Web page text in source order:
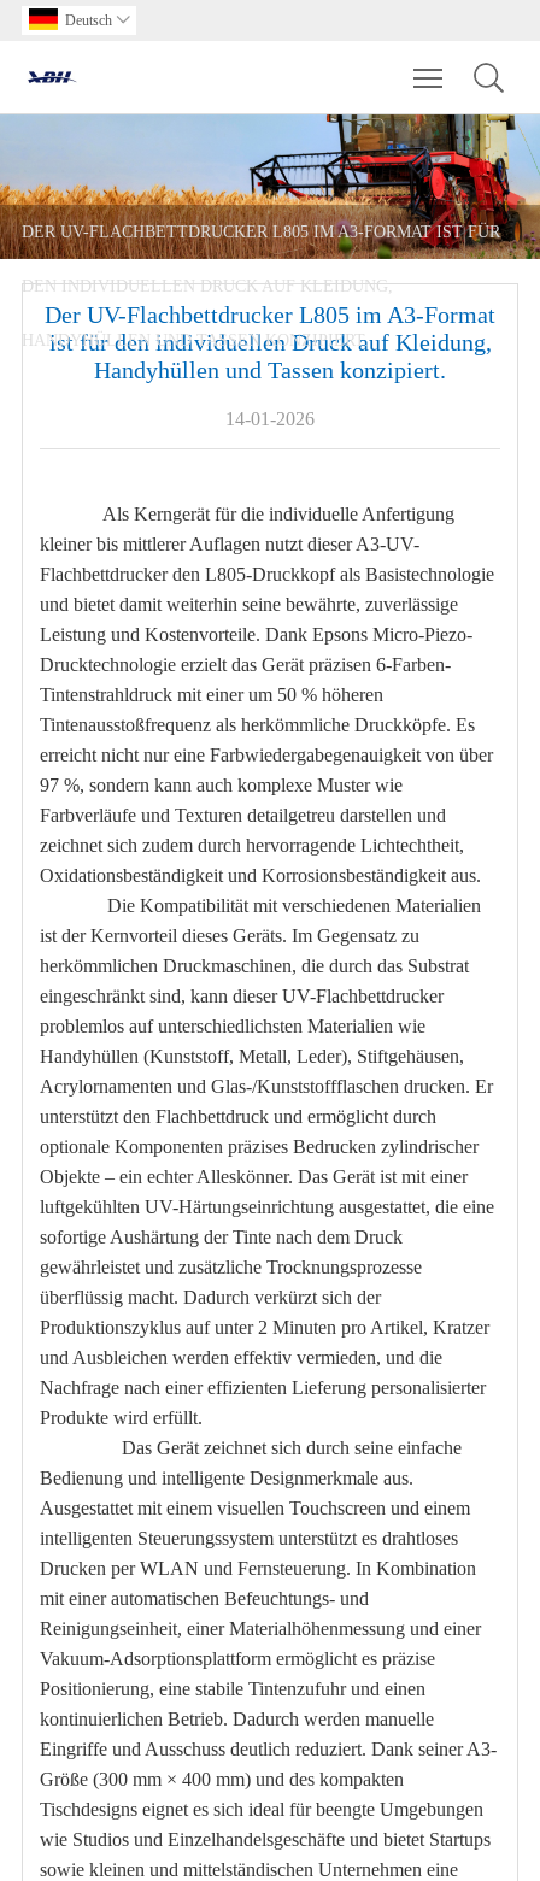
Deutsch 
Toggle
DER UV-FLACHBETTDRUCKER L805 IM A3-FORMAT IST FÜR
DEN INDIVIDUELLEN DRUCK AUF KLEIDUNG,
HANDYHÜLLEN UND TASSEN KONZIPIERT.
Der UV-Flachbettdrucker L805 im A3-Format
ist für den individuellen Druck auf Kleidung,
Handyhüllen und Tassen konzipiert.
14-01-2026
Als Kerngerät für die individuelle Anfertigung
kleiner bis mittlerer Auflagen nutzt dieser A3-UV-
Flachbettdrucker den L805-Druckkopf als Basistechnologie
und bietet damit weiterhin seine bewährte, zuverlässige
Leistung und Kostenvorteile. Dank Epsons Micro-Piezo-
Drucktechnologie erzielt das Gerät präzisen 6-Farben-
Tintenstrahldruck mit einer um 50 % höheren
Tintenausstoßfrequenz als herkömmliche Druckköpfe. Es
erreicht nicht nur eine Farbwiedergabegenauigkeit von über
97 %, sondern kann auch komplexe Muster wie
Farbverläufe und Texturen detailgetreu darstellen und
zeichnet sich zudem durch hervorragende Lichtechtheit,
Oxidationsbeständigkeit und Korrosionsbeständigkeit aus.
Die Kompatibilität mit verschiedenen Materialien
ist der Kernvorteil dieses Geräts. Im Gegensatz zu
herkömmlichen Druckmaschinen, die durch das Substrat
eingeschränkt sind, kann dieser UV-Flachbettdrucker
problemlos auf unterschiedlichsten Materialien wie
Handyhüllen (Kunststoff, Metall, Leder), Stiftgehäusen,
Acrylornamenten und Glas-/Kunststoffflaschen drucken. Er
unterstützt den Flachbettdruck und ermöglicht durch
optionale Komponenten präzises Bedrucken zylindrischer
Objekte – ein echter Alleskönner. Das Gerät ist mit einer
luftgekühlten UV-Härtungseinrichtung ausgestattet, die eine
sofortige Aushärtung der Tinte nach dem Druck
gewährleistet und zusätzliche Trocknungsprozesse
überflüssig macht. Dadurch verkürzt sich der
Produktionszyklus auf unter 2 Minuten pro Artikel, Kratzer
und Ausbleichen werden effektiv vermieden, und die
Nachfrage nach einer effizienten Lieferung personalisierter
Produkte wird erfüllt.
Das Gerät zeichnet sich durch seine einfache
Bedienung und intelligente Designmerkmale aus.
Ausgestattet mit einem visuellen Touchscreen und einem
intelligenten Steuerungssystem unterstützt es drahtloses
Drucken per WLAN und Fernsteuerung. In Kombination
mit einer automatischen Befeuchtungs- und
Reinigungseinheit, einer Materialhöhenmessung und einer
Vakuum-Adsorptionsplattform ermöglicht es präzise
Positionierung, eine stabile Tintenzufuhr und einen
kontinuierlichen Betrieb. Dadurch werden manuelle
Eingriffe und Ausschuss deutlich reduziert. Dank seiner A3-
Größe (300 mm × 400 mm) und des kompakten
Tischdesigns eignet es sich ideal für beengte Umgebungen
wie Studios und Einzelhandelsgeschäfte und bietet Startups
sowie kleinen und mittelständischen Unternehmen eine